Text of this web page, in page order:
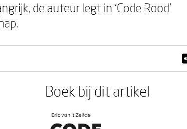
de auteur legt in ‘Code Rood’
Boek bij dit artikel